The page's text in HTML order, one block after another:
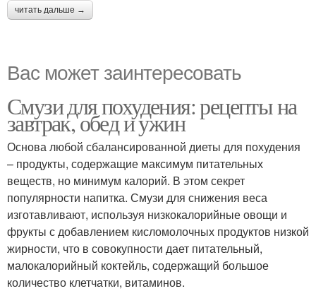
читать дальше →
Вас может заинтересовать
Смузи для похудения: рецепты на
завтрак, обед и ужин
Основа любой сбалансированной диеты для похудения
– продукты, содержащие максимум питательных
веществ, но минимум калорий. В этом секрет
популярности напитка. Смузи для снижения веса
изготавливают, используя низкокалорийные овощи и
фрукты с добавлением кисломолочных продуктов низкой
жирности, что в совокупности дает питательный,
малокалорийный коктейль, содержащий большое
количество клетчатки, витаминов.